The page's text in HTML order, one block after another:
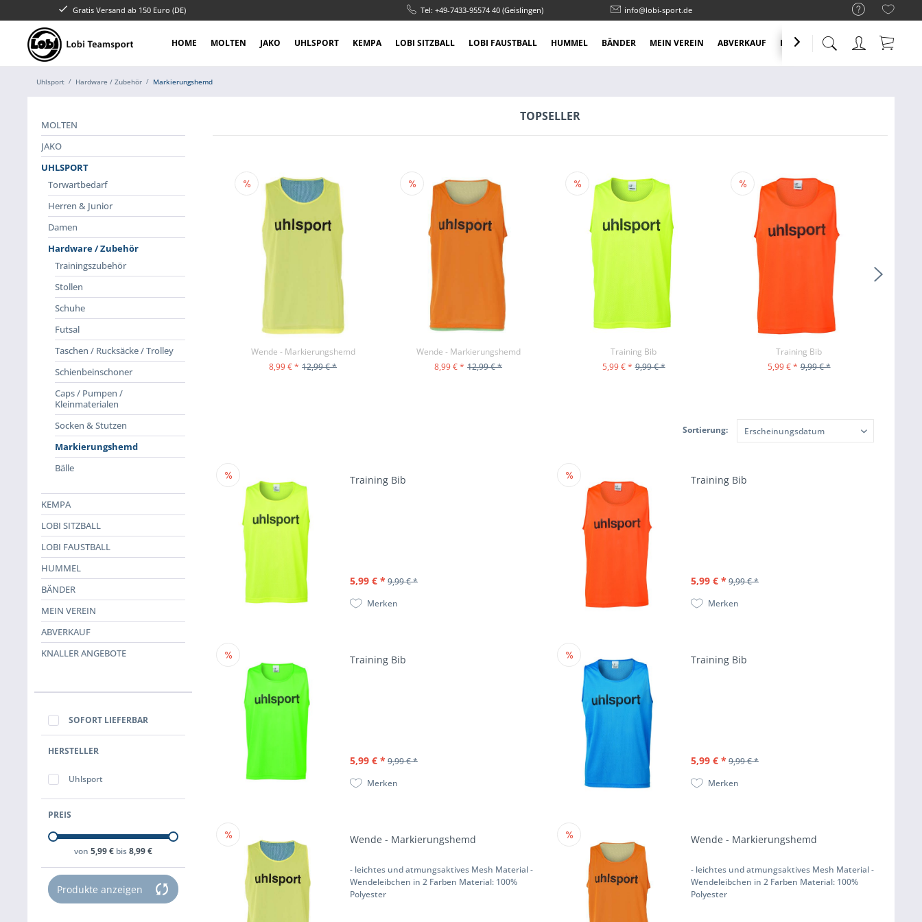
Gratis Versand ab 150 Euro (DE) Tel: +49-7433-95574 40 (Geislingen) info@lobi-sport.de
HOME MOLTEN JAKO UHLSPORT KEMPA LOBI SITZBALL LOBI FAUSTBALL HUMMEL BÄNDER MEIN VEREIN ABVERKAUF KNALLER ANGEBOTE

Uhlsport Hardware / Zubehör Markierungshemd
MOLTEN
JAKO
UHLSPORT
Torwartbedarf
Herren & Junior
Damen
Hardware / Zubehör
Trainingszubehör
Stollen
Schuhe
Futsal
Taschen / Rucksäcke / Trolley
Schienbeinschoner
Caps / Pumpen /
Kleinmaterialen
Socken & Stutzen
Markierungshemd
Bälle
KEMPA
LOBI SITZBALL
LOBI FAUSTBALL
HUMMEL
BÄNDER
MEIN VEREIN
ABVERKAUF
KNALLER ANGEBOTE
SOFORT LIEFERBAR
HERSTELLER
Uhlsport
PREIS
von 5,99 € bis8,99 €
Produkte anzeigen
TOPSELLER
Wende - Markierungshemd
8,99 € * 12,99 € *
Wende - Markierungshemd
8,99 € * 12,99 € *
Training Bib
5,99 € * 9,99 € *
Training Bib
5,99 € * 9,99 € *
Sortierung:
Training Bib
5,99 € * 9,99 € *
Merken
Training Bib
5,99 € * 9,99 € *
Merken
Training Bib
5,99 € * 9,99 € *
Merken
Training Bib
5,99 € * 9,99 € *
Merken
Wende - Markierungshemd
- leichtes und atmungsaktives Mesh Material -
Wendeleibchen in 2 Farben Material: 100%
Polyester
Wende - Markierungshemd
- leichtes und atmungsaktives Mesh Material -
Wendeleibchen in 2 Farben Material: 100%
Polyester